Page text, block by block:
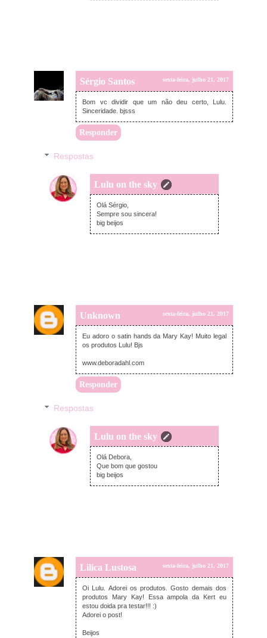
Sérgio Santos sexta-feira, julho 21, 2017
Bom vc dividir que um não deu certo, Lulu.
Sinceridade. bjsss
Responder
Respostas
Lulu on the sky
domingo, julho 23, 2017
Olá Sérgio,
Sempre sou sincera!
big beijos
Unknown sexta-feira, julho 21, 2017
Eu adoro o satin hands da Mary Kay! Muito legal
os produtos Lulu! Bjs
www.deboradahl.com
Responder
Respostas
Lulu on the sky
domingo, julho 23, 2017
Olá Debora,
Que bom que gostou
big beijos
Lilica Lustosa sexta-feira, julho 21, 2017
Oi Lulu. Adorei os produtos. Gosto demais dos
produtos Mary Kay! Essa ampola da Kert eu
estou doida pra testar!!! :)
Adorei o post!
Beijos